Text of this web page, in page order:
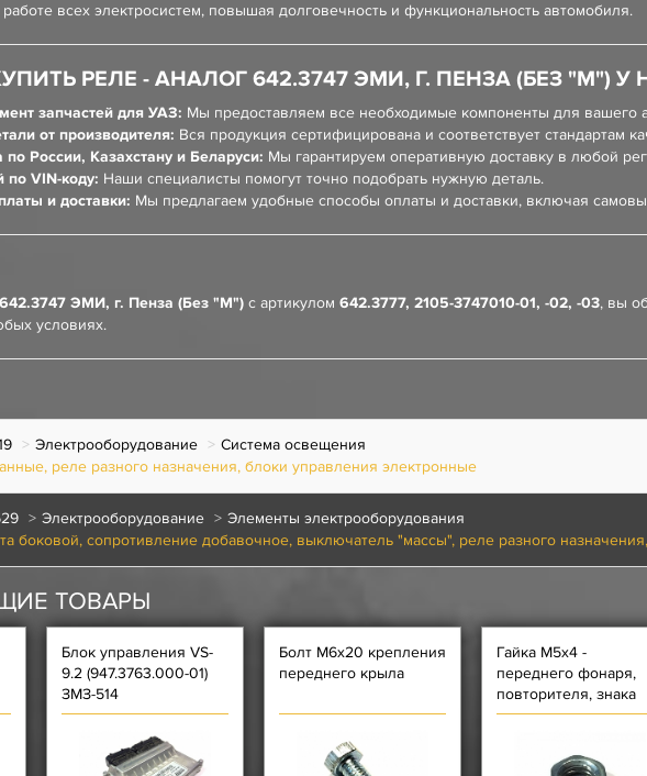
всех электросистем, повышая долговечность и функциональность автомобиля.
РЕЛЕ - АНАЛОГ 642.3747 ЭМИ, Г. ПЕНЗА (БЕЗ "М") У
запчастей для УАЗ: Мы предоставляем все необходимые компоненты для вашего
от производителя: Вся продукция сертифицирована и соответствует стандартам
по России, Казахстану и Беларуси: Мы гарантируем оперативную доставку в любой
по VIN-коду: Наши специалисты помогут точно подобрать нужную деталь.
и доставки: Мы предлагаем удобные способы оплаты и доставки, включая
ЭМИ, г. Пенза (Без "М") с артикулом 642.3777, 2105-3747010-01, -02, -03, вы
условиях.
Электрооборудование
Система освещения
реле разного назначения, блоки управления электронные
Электрооборудование
Элементы электрооборудования
боковой, сопротивление добавочное, выключатель "массы", реле разного
ТОВАРЫ
Блок управления VS-
9.2 (947.3763.000-01)
ЗМЗ-514
Болт М6х20 крепления
переднего крыла
Гайка М5х4 -
переднего фонаря,
повторителя, знака
заводского, буфера
акселератора